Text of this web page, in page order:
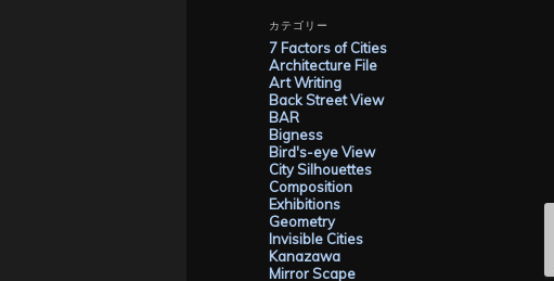
イ
ブ
カテゴリー
7 Factors of Cities
Architecture File
Art Writing
Back Street View
BAR
Bigness
Bird's-eye View
City Silhouettes
Composition
Exhibitions
Geometry
Invisible Cities
Kanazawa
Mirror Scape